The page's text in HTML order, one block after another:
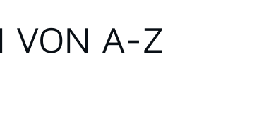
VON A-Z